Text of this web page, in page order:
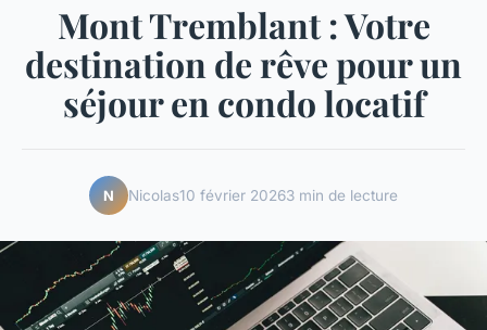
Mont Tremblant : Votre
destination de rêve pour un
séjour en condo locatif
N Nicolas10 février 20263 min de lecture